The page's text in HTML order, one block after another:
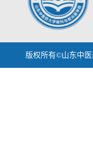
版权所有©山东中